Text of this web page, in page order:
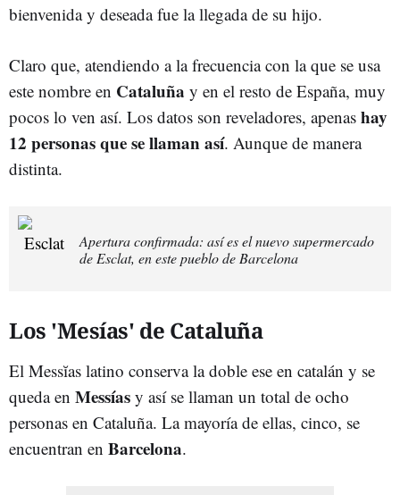
bienvenida y deseada fue la llegada de su hijo.
Claro que, atendiendo a la frecuencia con la que se usa
este nombre en Cataluña y en el resto de España, muy
pocos lo ven así. Los datos son reveladores, apenas hay
12 personas que se llaman así. Aunque de manera
distinta.
Apertura confirmada: así es el nuevo supermercado
de Esclat, en este pueblo de Barcelona
Los 'Mesías' de Cataluña
El Messĭas latino conserva la doble ese en catalán y se
queda en Messías y así se llaman un total de ocho
personas en Cataluña. La mayoría de ellas, cinco, se
encuentran en Barcelona.